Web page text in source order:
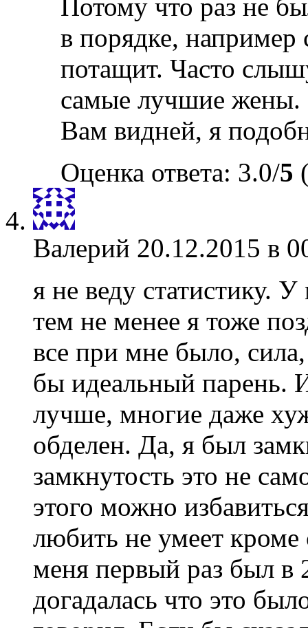
Потому что раз не
в порядке, например
потащит. Часто
самые лучшие жены.
Вам видней, я
Оценка ответа: 3.0/5
Валерий 20.12.2015 в
я не веду статистику.
тем не менее я тоже
все при мне было, сила,
бы идеальный парень.
лучше, многие даже
обделен. Да, я был
замкнутость это не
этого можно
любить не умеет кроме
меня первый раз был в
догадалась что это